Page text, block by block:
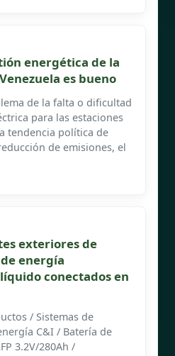
energética de la
es bueno
de la falta o dificultad
para las estaciones
tendencia política de
de emisiones, el
exteriores de
energía
conectados en
/ Sistemas de
C&I / Batería de
3.2V/280Ah /